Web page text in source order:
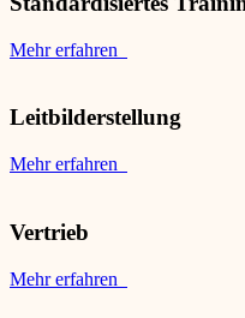
Mehr erfahren
Leitbilderstellung
Mehr erfahren
Vertrieb
Mehr erfahren